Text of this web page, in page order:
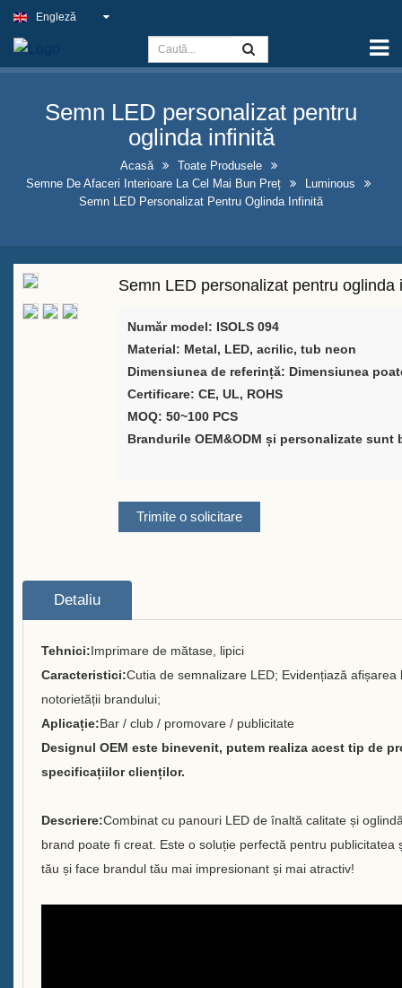
Capacitate
Semnul de Lumină Subțire
Semnul pub-ului în aer liber
Semne de afaceri interioare la
neon false
Design atrăgător al vitrinelor de
Panouri de tablă cu cadru în
formă de A de vânzare
Furnizor de soluții pentru
Suport personalizat pentru
meniu de bară pentru masă
Accesorii pentru bară
Despre
Cine suntem noi
Brandurile pe care le-am servit
Sustenabilitate
Echipa noastră
Engleză
Semn LED personalizat pentru
oglinda infinită
Acasă
Toate Produsele
Semne De Afaceri Interioare La Cel Mai Bun Preț
Luminous
Semn LED Personalizat Pentru Oglinda Infinită
Semn LED personalizat pentru oglinda
Număr model: ISOLS 094
Material: Metal, LED, acrilic, tub neon
Dimensiunea de referință: Dimensiunea
Certificare: CE, UL, ROHS
MOQ: 50~100 PCS
Brandurile OEM&ODM și personalizate sunt
Trimite o solicitare
Detaliu
Tehnici:Imprimare de mătase, lipici
Caracteristici:Cutia de semnalizare LED; Evidențiază
notorietății brandului;
Aplicație:Bar / club / promovare / publicitate
Designul OEM este binevenit, putem realiza acest tip de
specificațiilor clienților.
Descriere:Combinat cu panouri LED de înaltă calitate și
brand poate fi creat. Este o soluție perfectă pentru publicitatea
tău și face brandul tău mai impresionant și mai atractiv!